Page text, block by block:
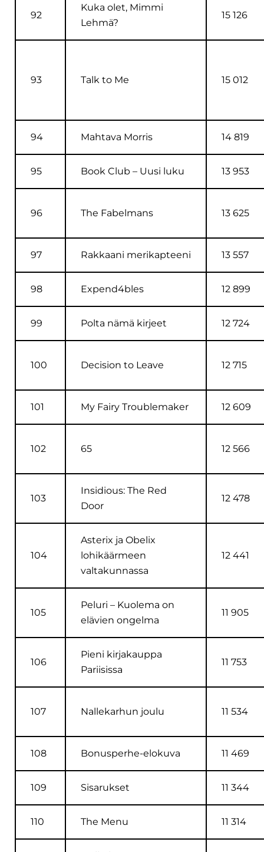
92
Kuka olet, Mimmi
Lehmä?
15 126
93 Talk to Me 15 012
94 Mahtava Morris 14 819
95 Book Club – Uusi luku 13 953
96 The Fabelmans 13 625
97 Rakkaani merikapteeni 13 557
98 Expend4bles 12 899
99 Polta nämä kirjeet 12 724
100 Decision to Leave 12 715
101 My Fairy Troublemaker 12 609
102 65 12 566
103
Insidious: The Red
Door
12 478
104
Asterix ja Obelix
lohikäärmeen
valtakunnassa
12 441
105
Peluri – Kuolema on
elävien ongelma
11 905
106
Pieni kirjakauppa
Pariisissa
11 753
107 Nallekarhun joulu 11 534
108 Bonusperhe-elokuva 11 469
109 Sisarukset 11 344
110 The Menu 11 314